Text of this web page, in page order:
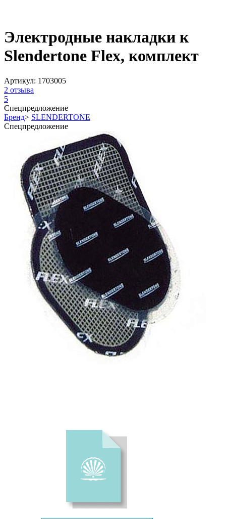
Электродные накладки к
Slendertone Flex, комплект
Артикул: 1703005
2 отзыва
5
Спецпредложение
Бренд> SLENDERTONE
Спецпредложение